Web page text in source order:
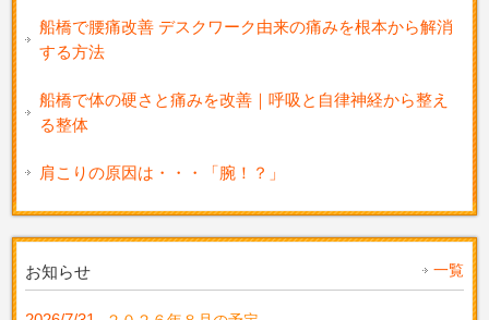
船橋で腰痛改善 デスクワーク由来の痛みを根本から解消
する方法
船橋で体の硬さと痛みを改善｜呼吸と自律神経から整え
る整体
肩こりの原因は・・・「腕！？」
お知らせ 一覧